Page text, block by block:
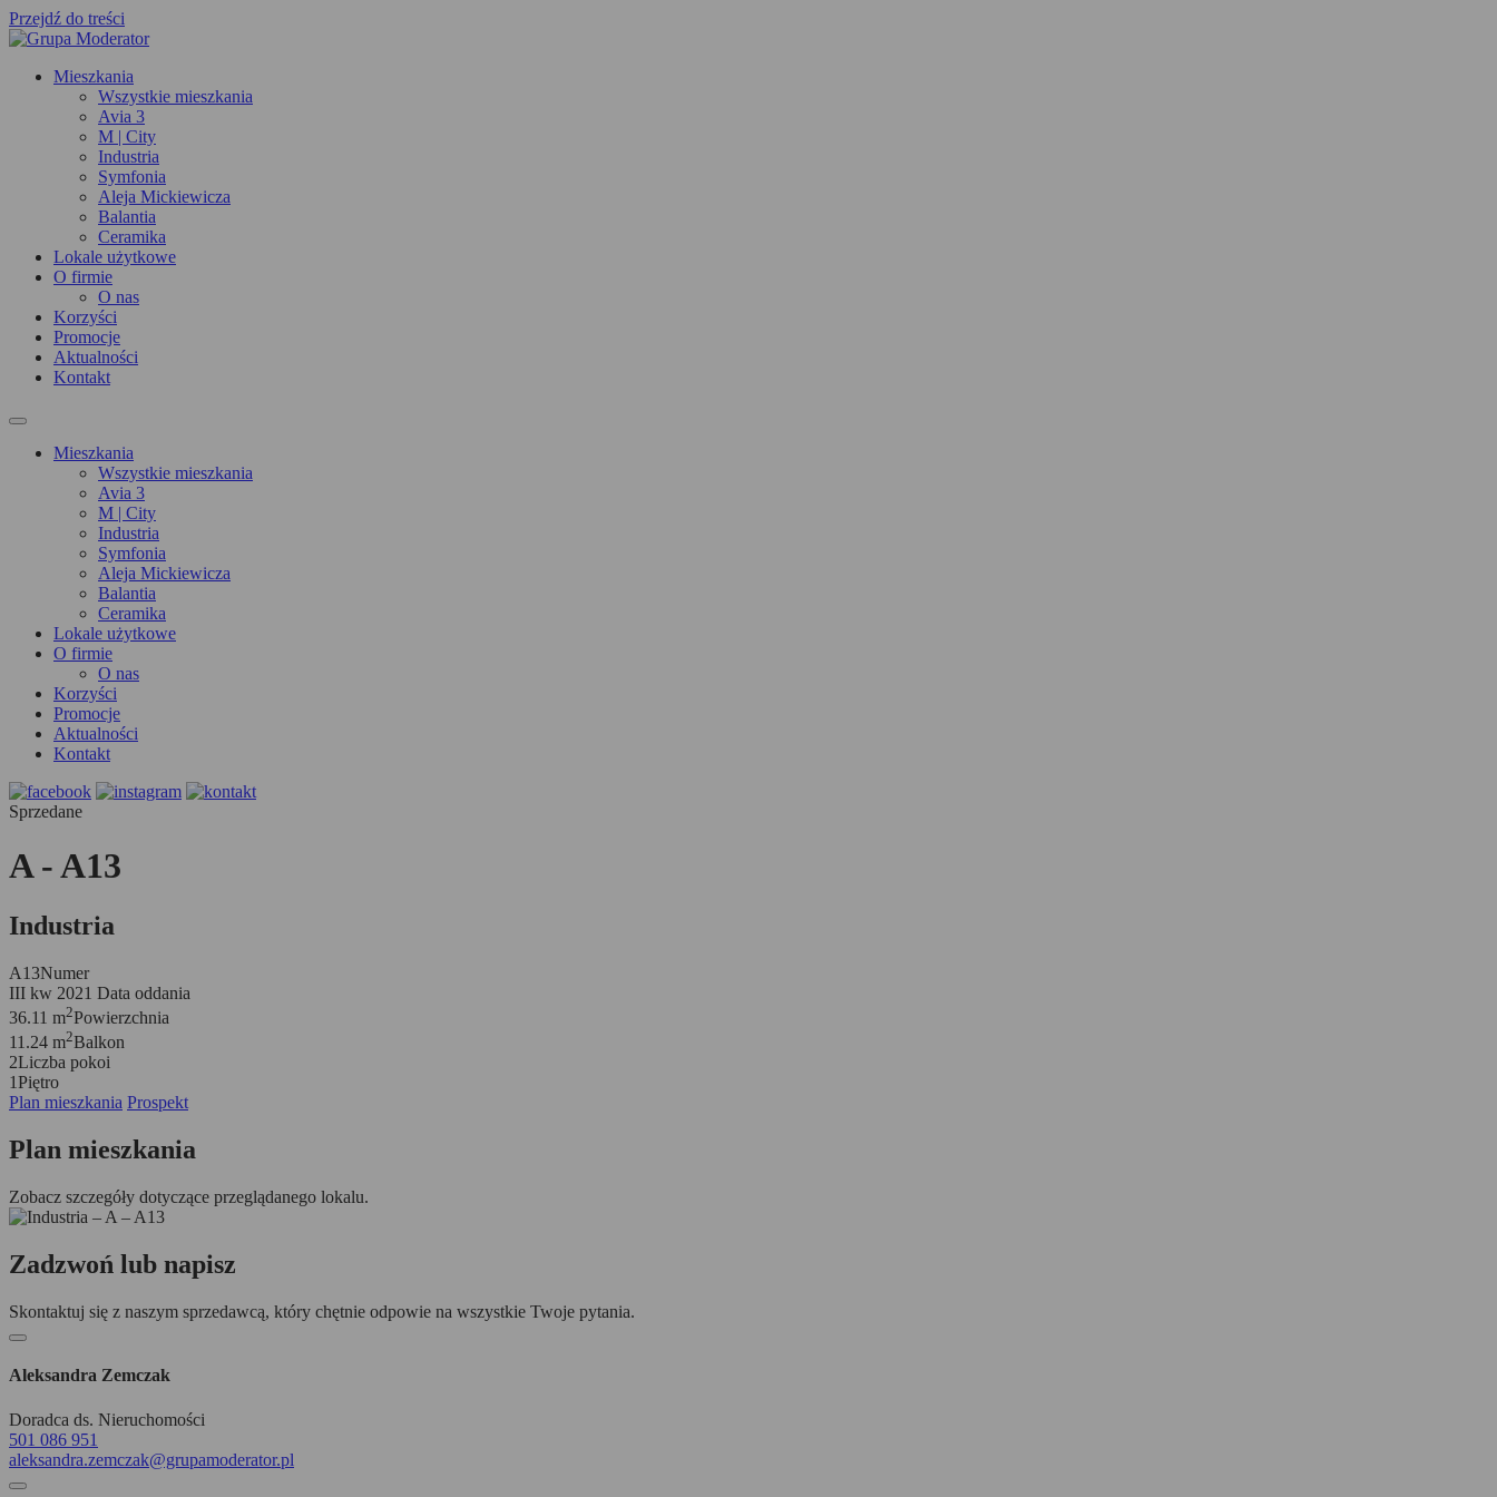
Przejdź do treści
Mieszkania
Wszystkie mieszkania
Avia 3
M | City
Industria
Symfonia
Aleja Mickiewicza
Balantia
Ceramika
Lokale użytkowe
O firmie
O nas
Korzyści
Promocje
Aktualności
Kontakt
Mieszkania
Wszystkie mieszkania
Avia 3
M | City
Industria
Symfonia
Aleja Mickiewicza
Balantia
Ceramika
Lokale użytkowe
O firmie
O nas
Korzyści
Promocje
Aktualności
Kontakt
Sprzedane
A - A13
Industria
A13Numer
III kw 2021 Data oddania
36.11 m2Powierzchnia
11.24 m2Balkon
2Liczba pokoi
1Piętro
Plan mieszkania Prospekt
Plan mieszkania
Zobacz szczegóły dotyczące przeglądanego lokalu.
Zadzwoń lub napisz
Skontaktuj się z naszym sprzedawcą, który chętnie odpowie na wszystkie Twoje pytania.
Aleksandra Zemczak
Doradca ds. Nieruchomości
501 086 951
aleksandra.zemczak@grupamoderator.pl